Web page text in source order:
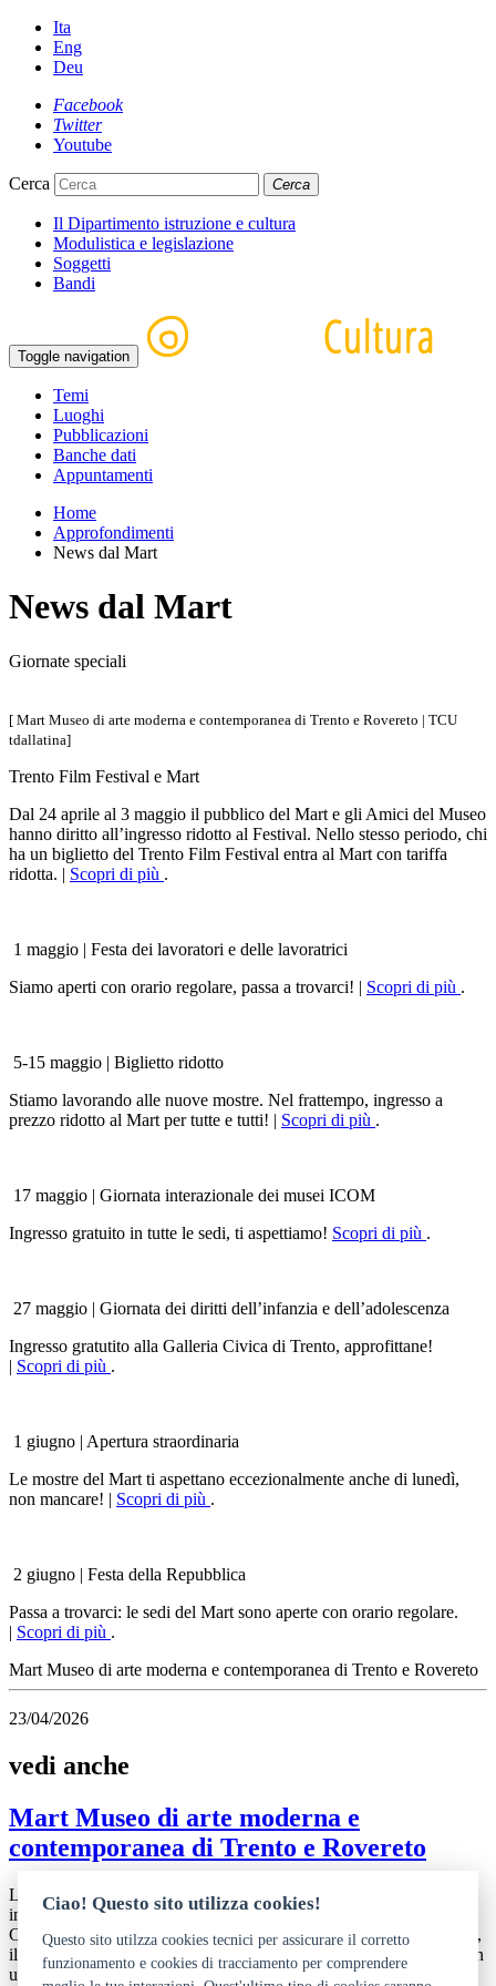
Ita
Eng
Deu
Facebook
Twitter
Youtube
Cerca Cerca
Il Dipartimento istruzione e cultura
Modulistica e legislazione
Soggetti
Bandi
Toggle navigation
Temi
Luoghi
Pubblicazioni
Banche dati
Appuntamenti
Home
Approfondimenti
News dal Mart
News dal Mart
Giornate speciali
[ Mart Museo di arte moderna e contemporanea di Trento e Rovereto | TCU
tdallatina]
Trento Film Festival e Mart
Dal 24 aprile al 3 maggio il pubblico del Mart e gli Amici del Museo
hanno diritto all’ingresso ridotto al Festival. Nello stesso periodo, chi
ha un biglietto del Trento Film Festival entra al Mart con tariffa
ridotta. | Scopri di più .
1 maggio | Festa dei lavoratori e delle lavoratrici
Siamo aperti con orario regolare, passa a trovarci! | Scopri di più .
5-15 maggio | Biglietto ridotto
Stiamo lavorando alle nuove mostre. Nel frattempo, ingresso a
prezzo ridotto al Mart per tutte e tutti! | Scopri di più .
17 maggio | Giornata interazionale dei musei ICOM
Ingresso gratuito in tutte le sedi, ti aspettiamo! Scopri di più .
27 maggio | Giornata dei diritti dell’infanzia e dell’adolescenza
Ingresso gratutito alla Galleria Civica di Trento, approfittane!
| Scopri di più .
1 giugno | Apertura straordinaria
Le mostre del Mart ti aspettano eccezionalmente anche di lunedì,
non mancare! | Scopri di più .
2 giugno | Festa della Repubblica
Passa a trovarci: le sedi del Mart sono aperte con orario regolare.
| Scopri di più .
Mart Museo di arte moderna e contemporanea di Trento e Rovereto
23/04/2026
vedi anche
Mart Museo di arte moderna e
contemporanea di Trento e Rovereto
La sede principale del Mart è un ampio complesso architettonico
inaugurato nel 2002 su progetto di Mario Botta e Giulio Andreolli.
Concepito con l’idea di “polo culturale” più che museo tradizionale,
il Mart nei suoi spazi pubblici dialoga con la Biblioteca Civica e con
un grande auditorium.
Ciao! Questo sito utilizza cookies!
Questo sito utilzza cookies tecnici per assicurare il corretto
funzionamento e cookies di tracciamento per comprendere